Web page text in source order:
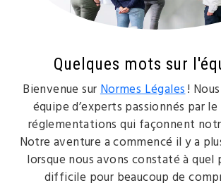
Quelques mots sur
Bienvenue surNormes Légales!
équipe d’experts passionnés par
réglementations qui façonnent
Notre aventure a commencé il y a
lorsque nous avons constaté à
difficile pour beaucoup de